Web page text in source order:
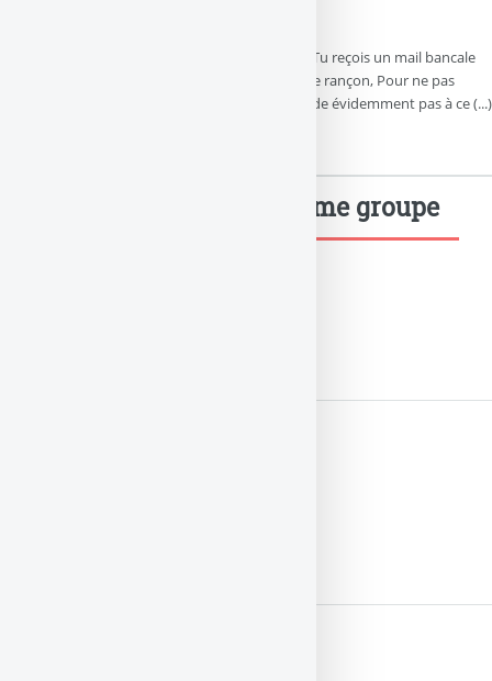
La bonne vieille arnaque à deux balles, Tu reçois un mail bancale
devenu banal, Un enc* de demande une rançon, Pour ne pas
diffuser une vidéo, trop trognon. Ne cède évidemment pas à ce (...)
Mots-clés dans le même groupe